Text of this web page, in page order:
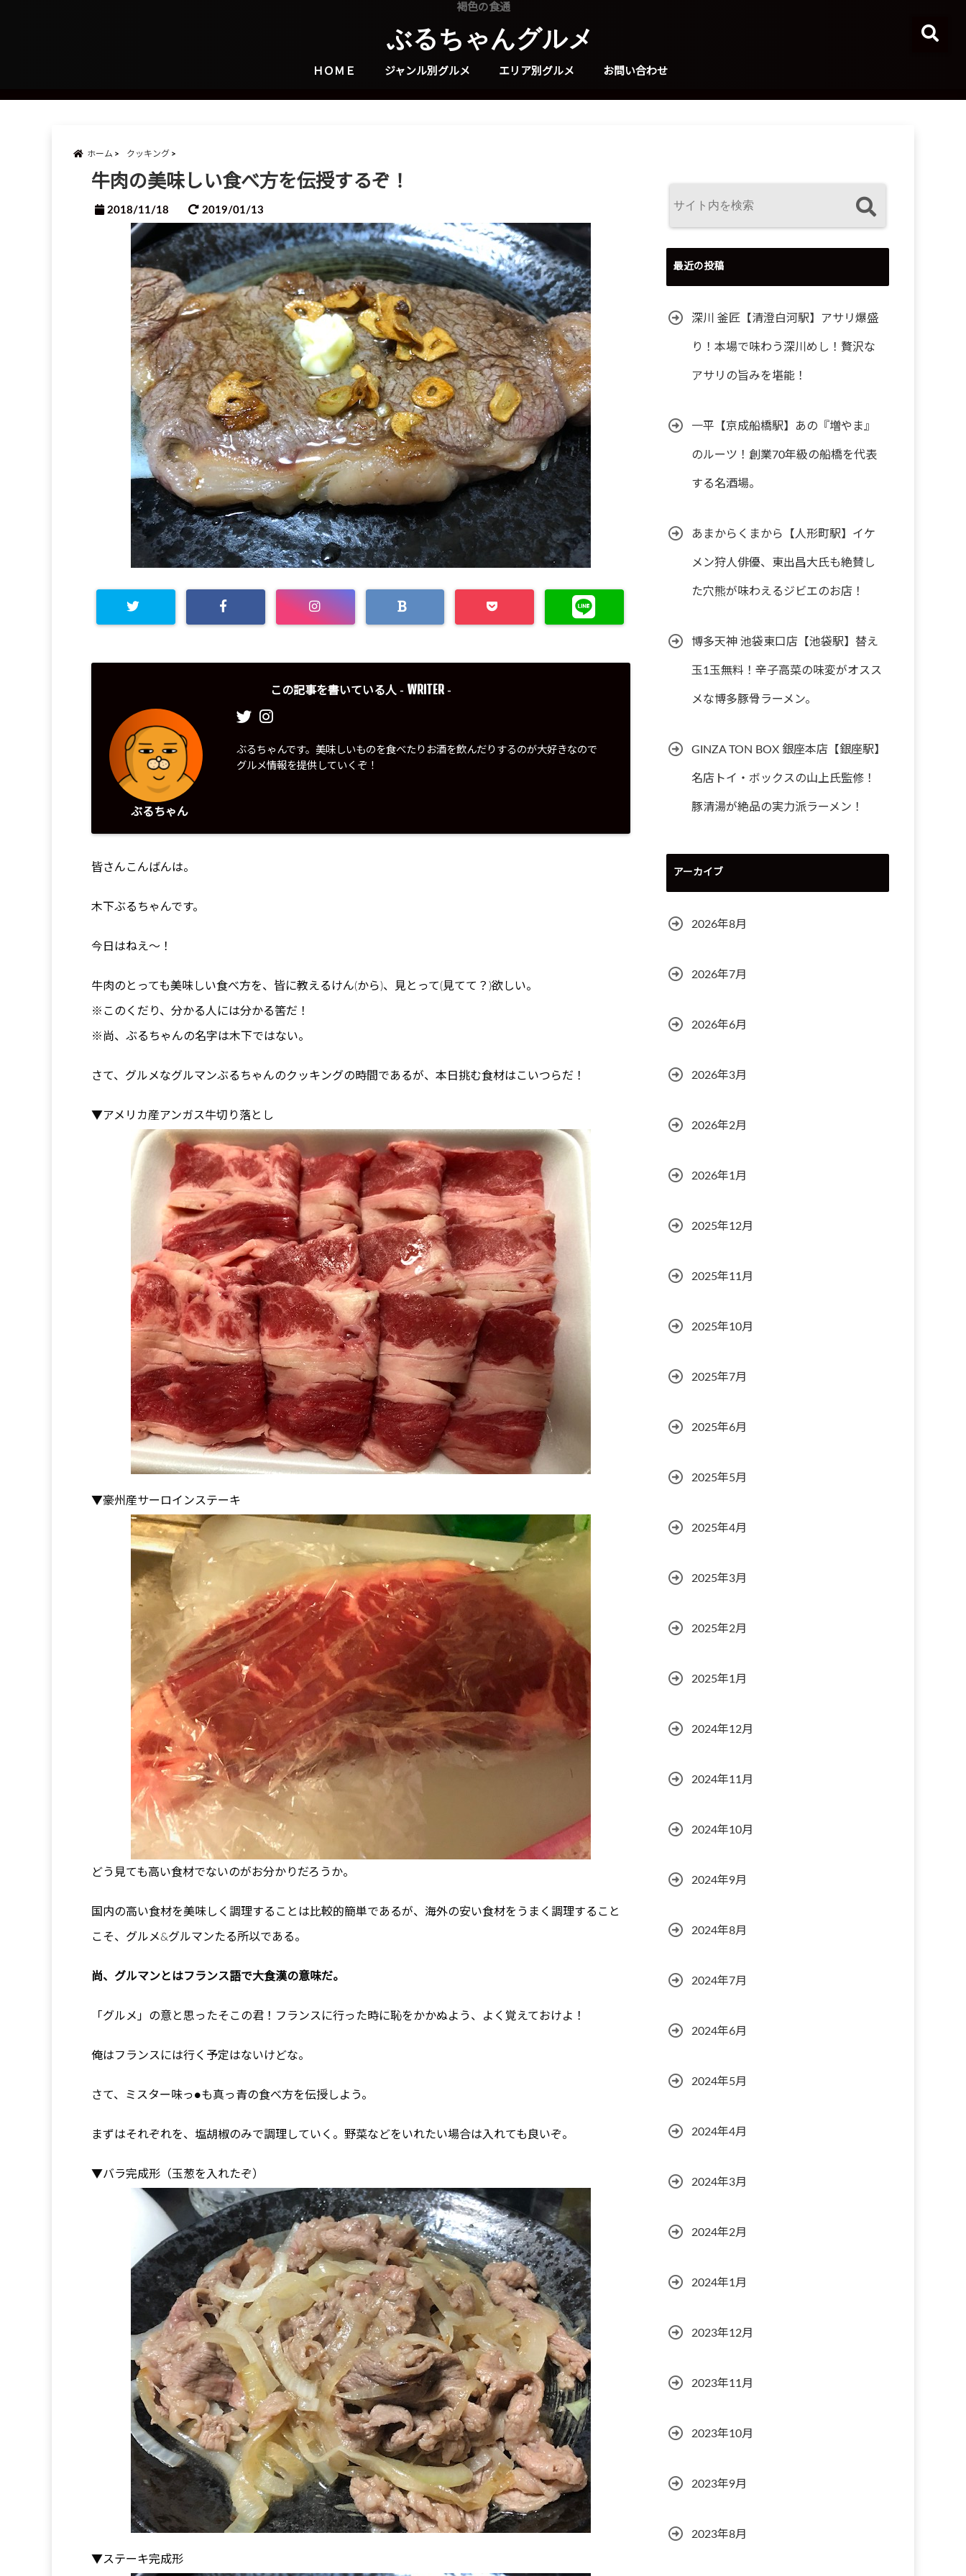
褐色の食通
ぶるちゃんグルメ
ＨＯＭＥ ジャンル別グルメ エリア別グルメ お問い合わせ
ホーム クッキング
牛肉の美味しい食べ方を伝授するぞ！
2018/11/18 2019/01/13
この記事を書いている人 - WRITER -
ぶるちゃん
ぶるちゃんです。美味しいものを食べたりお酒を飲んだりするのが大好きなので
グルメ情報を提供していくぞ！
皆さんこんばんは。
木下ぶるちゃんです。
今日はねえ〜！
牛肉のとっても美味しい食べ方を、皆に教えるけん(から)、見とって(見てて？)欲しい。
※このくだり、分かる人には分かる筈だ！
※尚、ぶるちゃんの名字は木下ではない。
さて、グルメなグルマンぶるちゃんのクッキングの時間であるが、本日挑む食材はこいつらだ！
▼アメリカ産アンガス牛切り落とし
▼豪州産サーロインステーキ
どう見ても高い食材でないのがお分かりだろうか。
国内の高い食材を美味しく調理することは比較的簡単であるが、海外の安い食材をうまく調理すること
こそ、グルメ&グルマンたる所以である。
尚、グルマンとはフランス語で大食漢の意味だ。
「グルメ」の意と思ったそこの君！フランスに行った時に恥をかかぬよう、よく覚えておけよ！
俺はフランスには行く予定はないけどな。
さて、ミスター味っ●も真っ青の食べ方を伝授しよう。
まずはそれぞれを、塩胡椒のみで調理していく。野菜などをいれたい場合は入れても良いぞ。
▼バラ完成形（玉葱を入れたぞ）
▼ステーキ完成形
最近の投稿
深川 釜匠【清澄白河駅】アサリ爆盛
り！本場で味わう深川めし！贅沢な
アサリの旨みを堪能！
一平【京成船橋駅】あの『増やま』
のルーツ！創業70年級の船橋を代表
する名酒場。
あまからくまから【人形町駅】イケ
メン狩人俳優、東出昌大氏も絶賛し
た穴熊が味わえるジビエのお店！
博多天神 池袋東口店【池袋駅】替え
玉1玉無料！辛子高菜の味変がオスス
メな博多豚骨ラーメン。
GINZA TON BOX 銀座本店【銀座駅】
名店トイ・ボックスの山上氏監修！
豚清湯が絶品の実力派ラーメン！
アーカイブ
2026年8月
2026年7月
2026年6月
2026年3月
2026年2月
2026年1月
2025年12月
2025年11月
2025年10月
2025年7月
2025年6月
2025年5月
2025年4月
2025年3月
2025年2月
2025年1月
2024年12月
2024年11月
2024年10月
2024年9月
2024年8月
2024年7月
2024年6月
2024年5月
2024年4月
2024年3月
2024年2月
2024年1月
2023年12月
2023年11月
2023年10月
2023年9月
2023年8月